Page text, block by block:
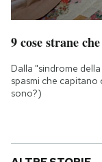
9 cose strane
Dalla "sindrome
spasmi che
sono?)